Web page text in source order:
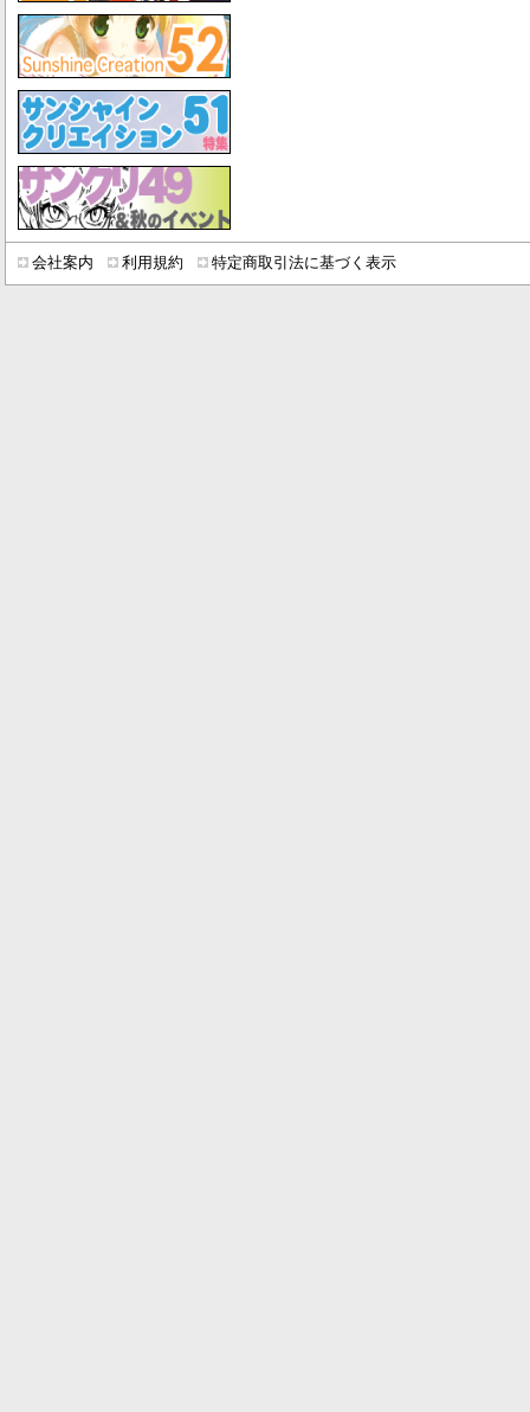
会社案内 利用規約 特定商取引法に基づく表示